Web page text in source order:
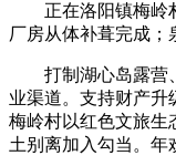
正在洛阳镇梅岭村
厂房从体补葺完成；
打制湖心岛露营、
业渠道。支持财产升
梅岭村以红色文旅生
土别离加入勾当。年